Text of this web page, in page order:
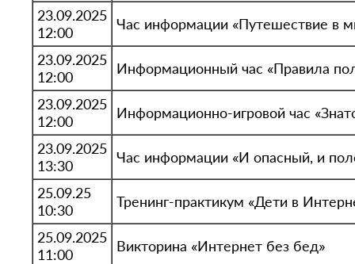
23.09.2025
12:00
Час информации «Путешествие в
23.09.2025
12:00
Информационный час «Правила
23.09.2025
12:00
Информационно-игровой час
23.09.2025
13:30
Час информации «И опасный, и
25.09.25
10:30
Тренинг-практикум «Дети в
25.09.2025
11:00
Викторина «Интернет без бед»